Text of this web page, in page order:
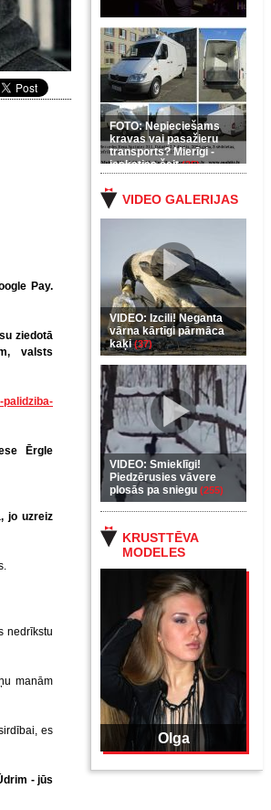
FOTO: Nepieciešams
kravas vai pasažieru
transports? Mierīgi -
ieskaties šeit(35)
VIDEO GALERIJAS
VIDEO: Izcili! Neganta
vārna kārtīgi pārmāca
kaķi(37)
VIDEO: Smieklīgi!
Piedzērusies vāvere
plosās pa sniegu (255)
KRUSTTĒVA
MODELES
Olga
Pay.
ziedotā
valsts
palidziba-
Ērgle
jo uzreiz
nedrīkstu
manām
es
- jūs